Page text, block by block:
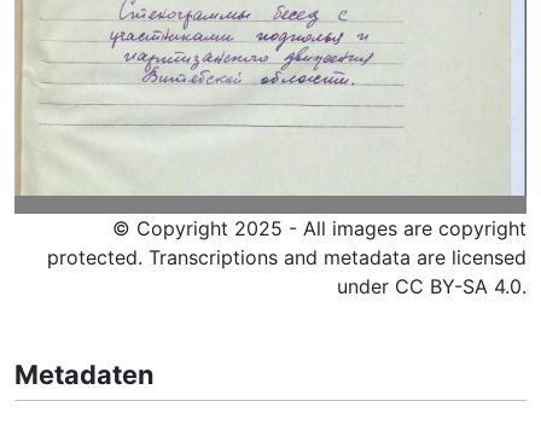
© Copyright 2025 - All images are copyright
protected. Transcriptions and metadata are licensed
under CC BY-SA 4.0.
Metadaten